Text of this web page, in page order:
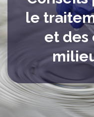
le
et des